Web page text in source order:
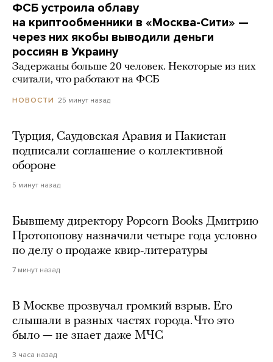
ФСБ устроила облаву
на криптообменники в «Москва-Сити» —
через них якобы выводили деньги
россиян в Украину
Задержаны больше 20 человек. Некоторые из них
считали, что работают на ФСБ
НОВОСТИ 25 минут назад
Турция, Саудовская Аравия и Пакистан
подписали соглашение о коллективной
обороне
5 минут назад
Бывшему директору Popcorn Books Дмитрию
Протопопову назначили четыре года условно
по делу о продаже квир-литературы
7 минут назад
В Москве прозвучал громкий взрыв. Его
слышали в разных частях города. Что это
было — не знает даже МЧС
3 часа назад